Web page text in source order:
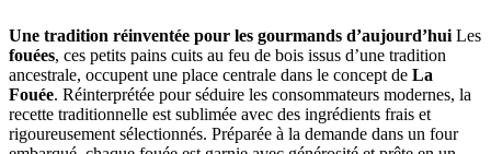
Une tradition réinventée pour les gourmands d’aujourd’huiLes
fouées, ces petits pains cuits au feu de bois issus d’une tradition
ancestrale, occupent une place centrale dans le concept de La
Fouée. Réinterprétée pour séduire les consommateurs modernes, la
recette traditionnelle est sublimée avec des ingrédients frais et
rigoureusement sélectionnés. Préparée à la demande dans un four